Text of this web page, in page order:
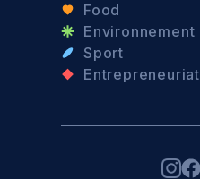
Food
Environnement
Sport
Entrepreneuriat